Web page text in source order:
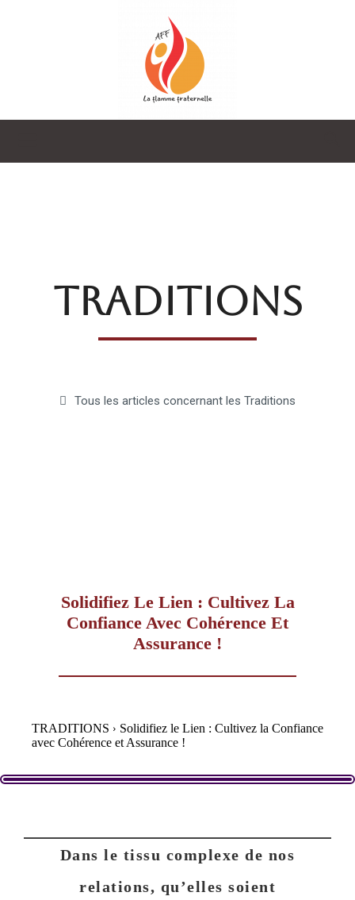
Fraternelle
TRADITIONS
Tous les articles concernant les Traditions
Solidifiez Le Lien : Cultivez La
Confiance Avec Cohérence Et
Assurance !
TRADITIONS
Solidifiez le Lien : Cultivez la Confiance
avec Cohérence et Assurance !
Dans le tissu complexe de nos
relations, qu’elles soient